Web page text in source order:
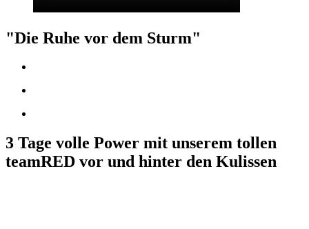
"Die Ruhe vor dem Sturm"
3 Tage volle Power mit unserem tollen
teamRED vor und hinter den Kulissen